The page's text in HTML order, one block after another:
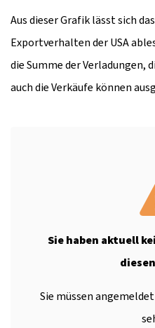
Aus dieser Grafik lässt sich
Exportverhalten der USA
die Summe der Verladungen,
auch die Verkäufe können
Sie haben aktuell
Sie müssen